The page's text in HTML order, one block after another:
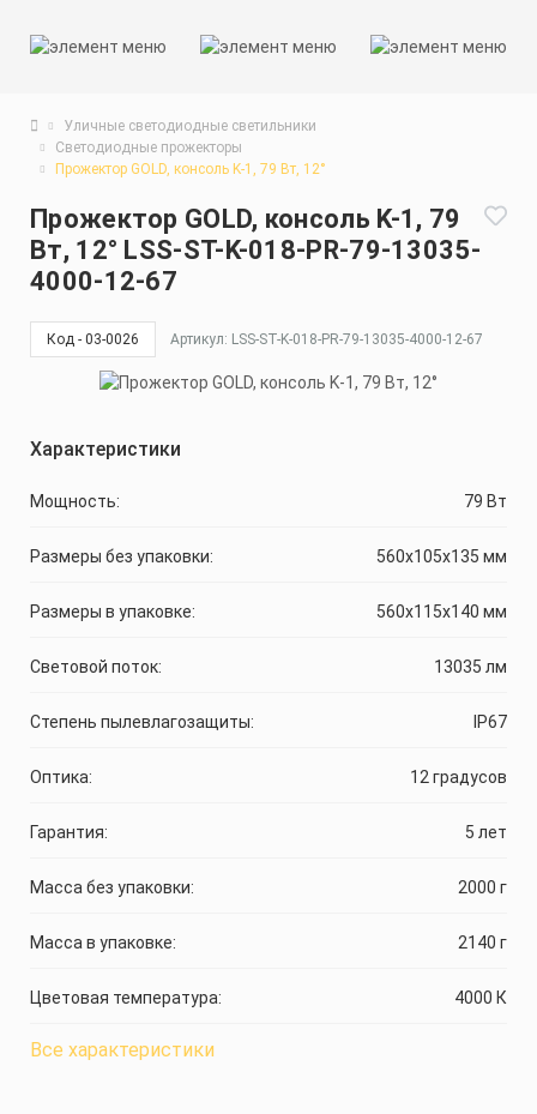
Уличные светодиодные светильники
Светодиодные прожекторы
Прожектор GOLD, консоль K-1, 79 Вт, 12°
Прожектор GOLD, консоль K-1, 79
Вт, 12° LSS-ST-K-018-PR-79-13035-
4000-12-67
Код - 03-0026 Артикул: LSS-ST-K-018-PR-79-13035-4000-12-67
Характеристики
Мощность: 79 Вт
Размеры без упаковки: 560x105x135 мм
Размеры в упаковке: 560x115x140 мм
Световой поток: 13035 лм
Степень пылевлагозащиты: IP67
Оптика: 12 градусов
Гарантия: 5 лет
Масса без упаковки: 2000 г
Масса в упаковке: 2140 г
Цветовая температура: 4000 К
Все характеристики